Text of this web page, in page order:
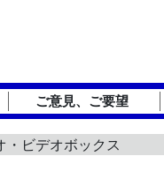
ご意見、ご要望
ビデオボックス